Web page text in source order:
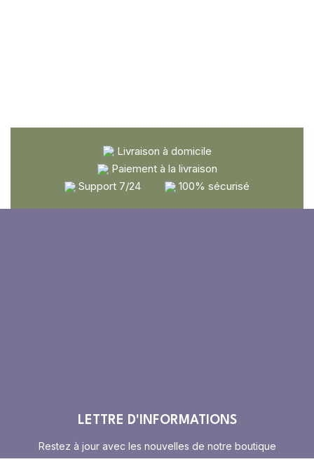
Livraison à domicile
Paiement à la livraison
Support 7/24
100% sécurisé
LETTRE D'INFORMATIONS
Restez à jour avec les nouvelles de notre boutique